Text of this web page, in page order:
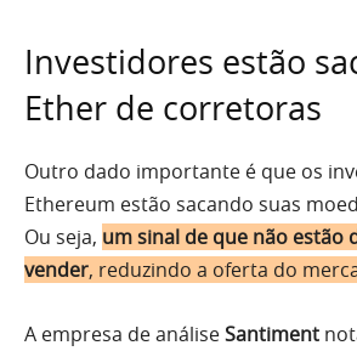
Investidores estão
Ether de corretoras
Outro dado importante é que os
Ethereum estão sacando suas
Ou seja, um sinal de que não estão
vender, reduzindo a oferta do
A empresa de análiseSantiment